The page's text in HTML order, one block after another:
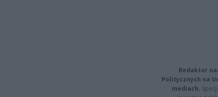
Redaktor
Politycznych na
mediach.